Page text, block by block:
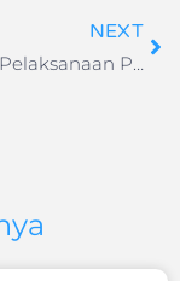
NEXT
Petunjuk Pelaksanaan Perjalanan di Jawa & Bali Selama Periode Nataru 18 Desember 2020 sd 8 Januari 2021